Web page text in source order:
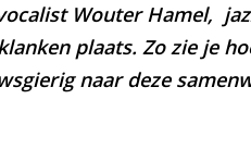
Wouter Hamel,
plaats. Zo zie je
naar deze